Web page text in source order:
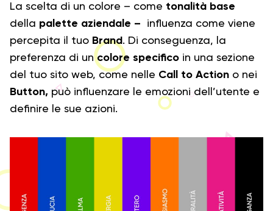
La scelta di un colore – come tonalità base
della palette aziendale –
influenza come viene
percepita il tuo Brand . Di conseguenza, la
preferenza di un colore specifico in una sezione
del tuo sito web, come nelle Call to Action o nei
Button, può influenzare le emozioni dell’utente e
definire le sue azioni.